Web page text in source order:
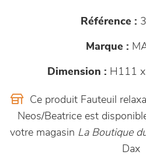
Référence :
Marque :
Dimension : H111
Ce produit Fauteuil
Neos/Beatrice est
votre magasin La Boutique
Dax